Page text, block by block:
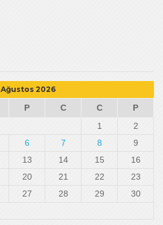
Ağustos 2026
P C C
P
1
2
6 7 8
9
13 14 15
16
20 21 22
23
27 28 29
30